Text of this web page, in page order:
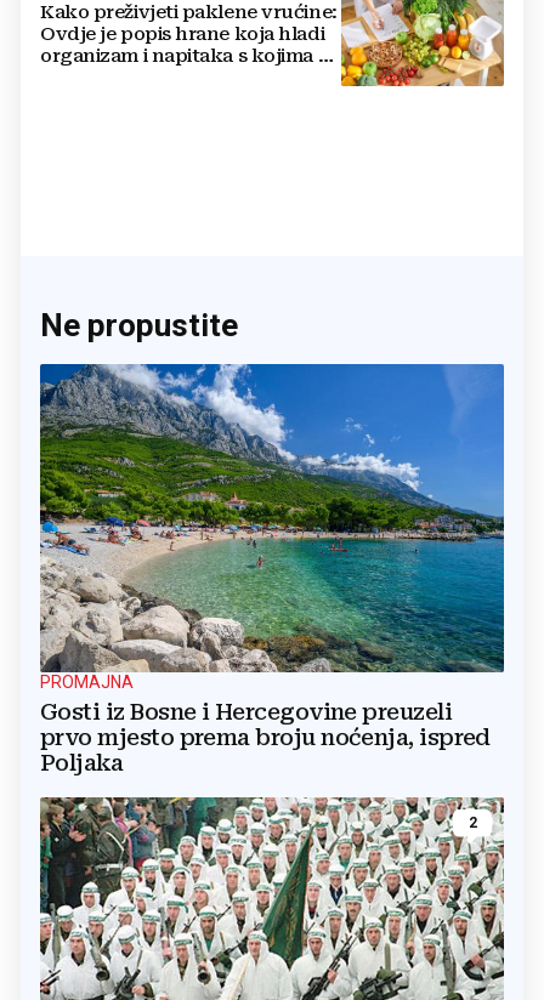
Kako preživjeti paklene vrućine:
Ovdje je popis hrane koja hladi
organizam i napitaka s kojima si
Ne propustite
PROMAJNA
Gosti iz Bosne i Hercegovine preuzeli
prvo mjesto prema broju noćenja, ispred
Poljaka
2